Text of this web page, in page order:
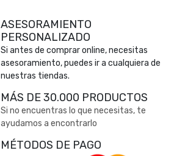
ASESORAMIENTO
PERSONALIZADO
Si antes de comprar online, necesitas
asesoramiento, puedes ir a cualquiera de
nuestras tiendas.
MÁS DE 30.000 PRODUCTOS
Si no encuentras lo que necesitas, te
ayudamos a encontrarlo
MÉTODOS DE PAGO